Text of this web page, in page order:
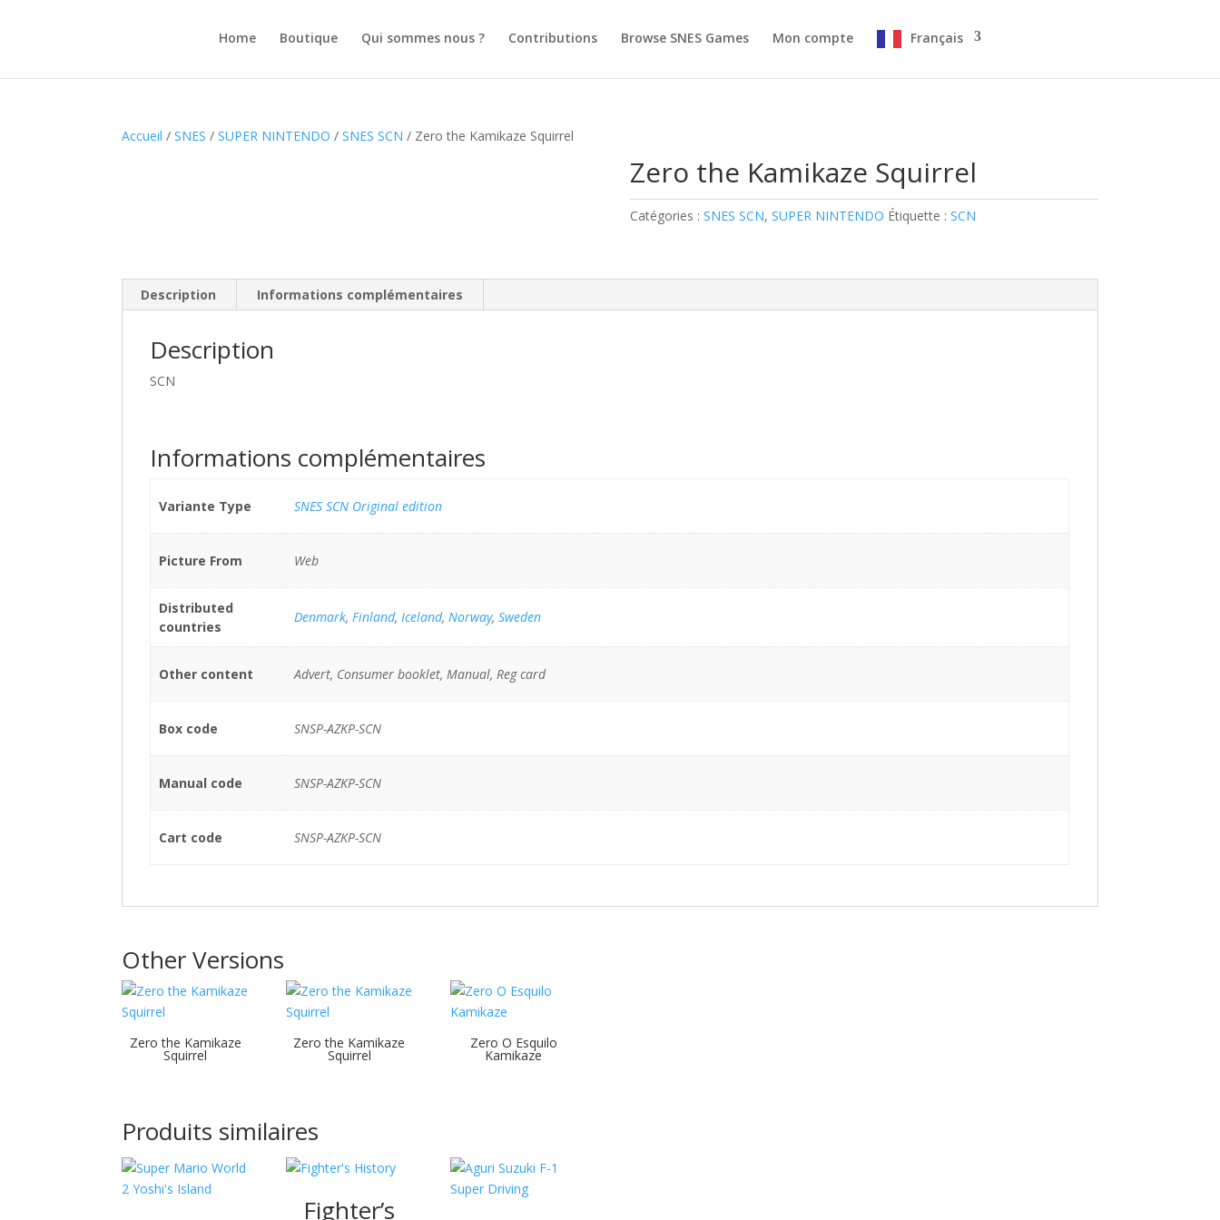
Home Boutique Qui sommes nous ? Contributions Browse SNES Games Mon compte Français
Accueil /SNES /SUPER NINTENDO /SNES SCN / Zero the Kamikaze Squirrel
Zero the Kamikaze Squirrel
Catégories : SNES SCN, SUPER NINTENDO Étiquette : SCN
Description Informations complémentaires
Description
SCN
Informations complémentaires
Variante Type SNES SCN Original edition
Picture From Web
Distributed
countries
Denmark, Finland, Iceland, Norway, Sweden
Other content Advert, Consumer booklet, Manual, Reg card
Box code SNSP-AZKP-SCN
Manual code SNSP-AZKP-SCN
Cart code SNSP-AZKP-SCN
Other Versions
Zero the Kamikaze
Squirrel
Zero the Kamikaze
Squirrel
Zero O Esquilo
Kamikaze
Produits similaires
Fighter’s